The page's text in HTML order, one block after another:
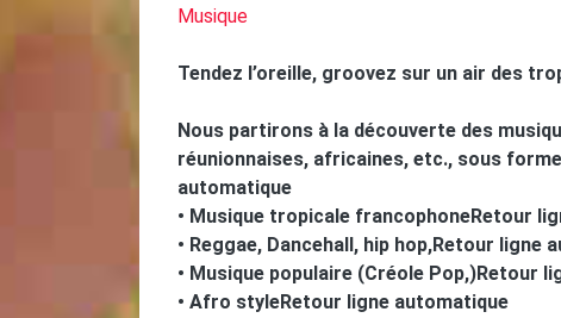
Musique
Tendez l’oreille, groovez sur un air des
Nous partirons à la découverte des
réunionnaises, africaines, etc., sous
automatique
• Musique tropicale francophoneRetour
• Reggae, Dancehall, hip hop,Retour ligne
• Musique populaire (Créole Pop,)Retour
• Afro styleRetour ligne automatique